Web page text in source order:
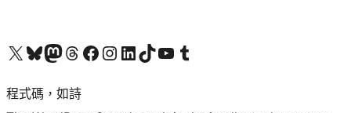
查看我們的 X (之前的 Twitter) 帳號造訪我們的 Bluesky 帳號造訪我們的 Mastodon 帳號造訪我們的 Threads 帳號 造訪我們的 Facebook 粉絲專頁Visit our Instagram account
Visit our LinkedIn account
造訪我們的 TikTok 帳號Visit our YouTube channel
造訪我們的 Tumblr 帳號
程式碼，如詩